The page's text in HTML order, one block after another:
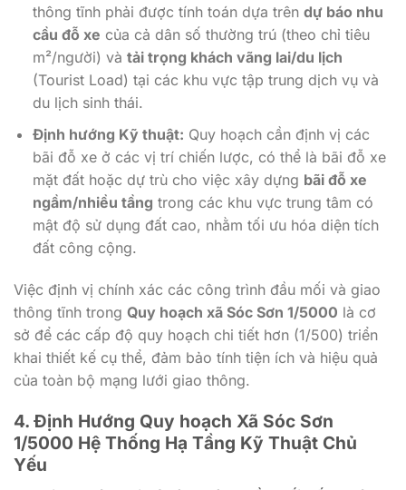
thông tĩnh phải được tính toán dựa trên dự báo nhu
cầu đỗ xe của cả dân số thường trú (theo chỉ tiêu
m²/người) và tải trọng khách vãng lai/du lịch
(Tourist Load) tại các khu vực tập trung dịch vụ và
du lịch sinh thái.
Định hướng Kỹ thuật: Quy hoạch cần định vị các
bãi đỗ xe ở các vị trí chiến lược, có thể là bãi đỗ xe
mặt đất hoặc dự trù cho việc xây dựng bãi đỗ xe
ngầm/nhiều tầng trong các khu vực trung tâm có
mật độ sử dụng đất cao, nhằm tối ưu hóa diện tích
đất công cộng.
Việc định vị chính xác các công trình đầu mối và giao
thông tĩnh trong Quy hoạch xã Sóc Sơn 1/5000 là cơ
sở để các cấp độ quy hoạch chi tiết hơn (1/500) triển
khai thiết kế cụ thể, đảm bảo tính tiện ích và hiệu quả
của toàn bộ mạng lưới giao thông.
4. Định Hướng Quy hoạch Xã Sóc Sơn
1/5000 Hệ Thống Hạ Tầng Kỹ Thuật Chủ
Yếu